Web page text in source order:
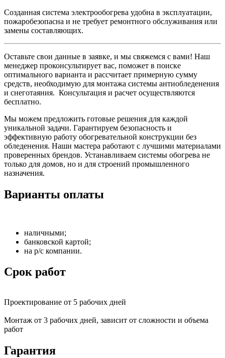
Созданная система электрообогрева удобна в эксплуатации,
пожаробезопасна и не требует ремонтного обслуживания или
замены составляющих.
Оставьте свои данные в заявке, и мы свяжемся с вами! Наш
менеджер проконсультирует вас, поможет в поиске
оптимального варианта и рассчитает примерную сумму
средств, необходимую для монтажа системы антиобледенения
и снеготаяния. Консультация и расчет осуществляются
бесплатно.
Мы можем предложить готовые решения для каждой
уникальной задачи. Гарантируем безопасность и
эффективную работу обогревательной конструкции без
обледенения. Наши мастера работают с лучшими материалами
проверенных брендов. Устанавливаем системы обогрева не
только для домов, но и для строений промышленного
назначения.
Варианты оплаты
наличными;
банковской картой;
на р/с компании.
Срок работ
Проектирование от 5 рабочих дней
Монтаж от 3 рабочих дней, зависит от сложности и объема
работ
Гарантия